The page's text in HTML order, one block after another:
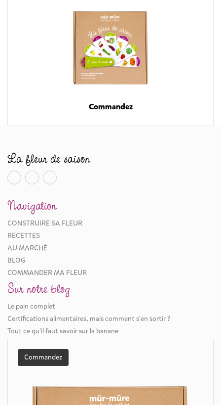
Commandez
La fleur de saison
Navigation
CONSTRUIRE SA FLEUR
RECETTES
AU MARCHÉ
BLOG
COMMANDER MA FLEUR
Sur notre blog
Le pain complet
Certifications alimentaires, mais comment s'en sortir ?
Tout ce qu'il faut savoir sur la banane
Commandez